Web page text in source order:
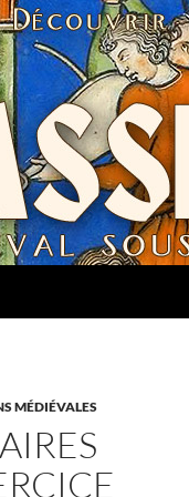
MÉDIÉVALES